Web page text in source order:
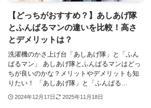
【どっちがおすすめ？】あしあげ隊
とふんばるマンの違いを比較！高さ
とデメリットは？
洗濯機のかさ上げ台「あしあげ隊」と「ふん
ばるマン」 あしあげ隊とふんばるマンはどっ
ちが良いのかな？メリットやデメリットも知
りたい！ 「あしあげ隊」と「ふんばる...
2024年12月17日 2025年11月18日